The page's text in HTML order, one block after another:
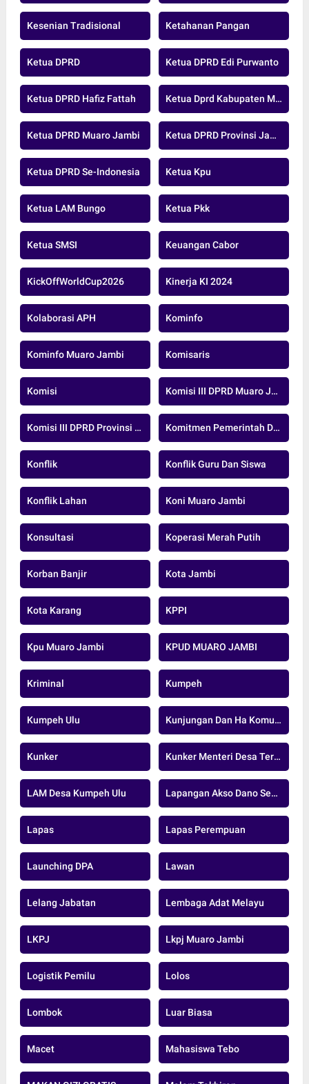
Kesenian Tradisional Ketahanan Pangan
Ketua DPRD Ketua DPRD Edi Purwanto
Ketua DPRD Hafiz Fattah Ketua Dprd Kabupaten Muaro Jambi
Ketua DPRD Muaro Jambi Ketua DPRD Provinsi Jambi
Ketua DPRD Se-Indonesia Ketua Kpu
Ketua LAM Bungo Ketua Pkk
Ketua SMSI Keuangan Cabor
KickOffWorldCup2026 Kinerja KI 2024
Kolaborasi APH Kominfo
Kominfo Muaro Jambi Komisaris
Komisi Komisi III DPRD Muaro Jambi
Komisi III DPRD Provinsi Jambi Komitmen Pemerintah Daerah
Konflik Konflik Guru Dan Siswa
Konflik Lahan Koni Muaro Jambi
Konsultasi Koperasi Merah Putih
Korban Banjir Kota Jambi
Kota Karang KPPI
Kpu Muaro Jambi KPUD MUARO JAMBI
Kriminal Kumpeh
Kumpeh Ulu Kunjungan Dan Ha Komunikasi
Kunker Kunker Menteri Desa Tertinggal
LAM Desa Kumpeh Ulu Lapangan Akso Dano Sengeti
Lapas Lapas Perempuan
Launching DPA Lawan
Lelang Jabatan Lembaga Adat Melayu
LKPJ Lkpj Muaro Jambi
Logistik Pemilu Lolos
Lombok Luar Biasa
Macet Mahasiswa Tebo